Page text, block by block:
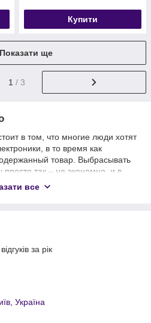
Купити
Показати ще
1 / 3
в том, что многие люди хотят
в то время как
товар. Выбрасывать
так – не экономно, и в
приходится пользоваться
из ломбарда
товар.
дому, роботи і відпочинку.
кожного товару.
все
за рік
Україна